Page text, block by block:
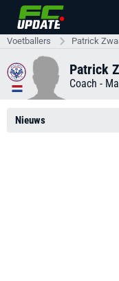
Voetballers Patrick
Patrick
Coach -
Nieuws